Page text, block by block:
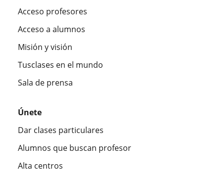
Acceso profesores
Acceso a alumnos
Misión y visión
Tusclases en el mundo
Sala de prensa
Únete
Dar clases particulares
Alumnos que buscan profesor
Alta centros